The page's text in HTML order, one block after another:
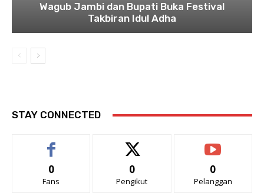
Wagub Jambi dan Bupati Buka Festival
Takbiran Idul Adha
STAY CONNECTED
0
Fans
0
Pengikut
0
Pelanggan